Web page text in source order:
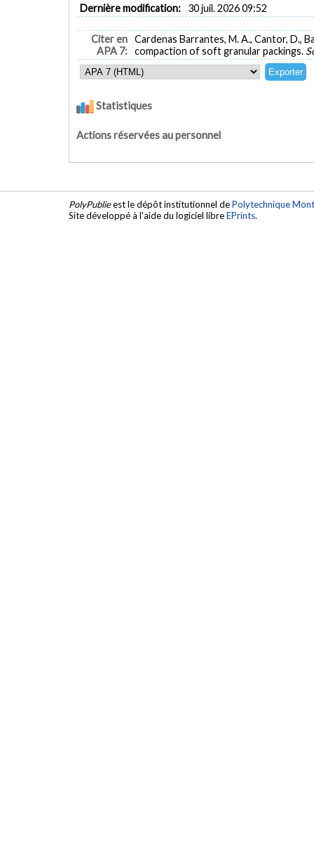
Dernière modification:
30 juil. 2026 09:52
Citer en
APA 7:
Cardenas Barrantes, M. A., Cantor, D.,
compaction of soft granular packings.
Statistiques
Actions réservées au personnel
PolyPublieest le dépôt institutionnel dePolytechnique
Site développé à l'aide du logiciel libreEPrints.